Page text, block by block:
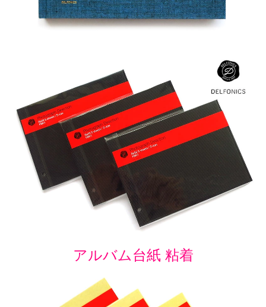
アルバム台紙 粘着